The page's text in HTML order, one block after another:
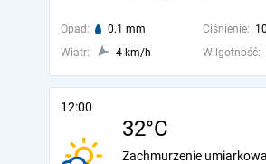
Opad: 0.1 mm Ciśnienie:
Wiatr:
4 km/h Wilgotność:
12:00
32°C
Zachmurzenie